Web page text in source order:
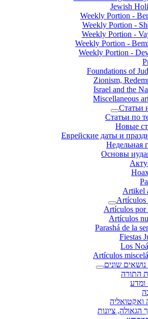
Jewish
Weekly Portion -
Weekly Portion -
Weekly Portion -
Weekly Portion -
Weekly Portion -
Foundations of
Zionism,
Israel and the
Miscellaneous
Статьи
Статьи по
Новые
Еврейские даты и
Недельная
Основы
Artikel
Artículos
Artículos por
Artículos
Parashá de la
Fiestas
Los
Artículos
שונים
התורה
ומדע
ואקטואליה
הגאולה, ציונות